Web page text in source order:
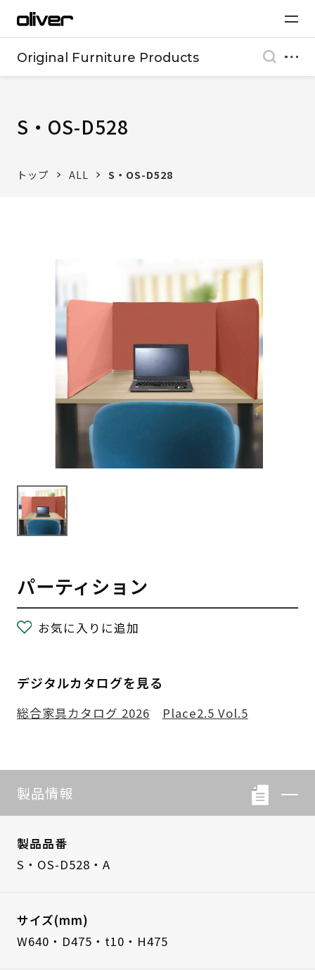
Original Furniture Products
S・OS-D528
トップ ALL S・OS-D528
パーティション
お気に入りに追加
デジタルカタログを見る
総合家具カタログ 2026 Place2.5 Vol.5
製品情報
製品品番
S・OS-D528・A
サイズ(mm)
W640・D475・t10・H475